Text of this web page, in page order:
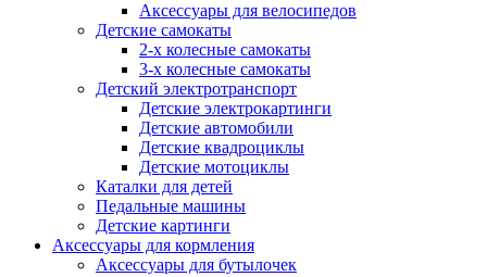
Аксессуары для велосипедов
Детские самокаты
2-х колесные самокаты
3-х колесные самокаты
Детский электротранспорт
Детские электрокартинги
Детские автомобили
Детские квадроциклы
Детские мотоциклы
Каталки для детей
Педальные машины
Детские картинги
Аксессуары для кормления
Аксессуары для бутылочек